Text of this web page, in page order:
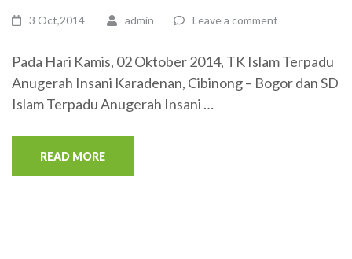
3 Oct,2014 admin Leave a comment
Pada Hari Kamis, 02 Oktober 2014, TK Islam Terpadu
Anugerah Insani Karadenan, Cibinong – Bogor dan SD
Islam Terpadu Anugerah Insani …
READ MORE